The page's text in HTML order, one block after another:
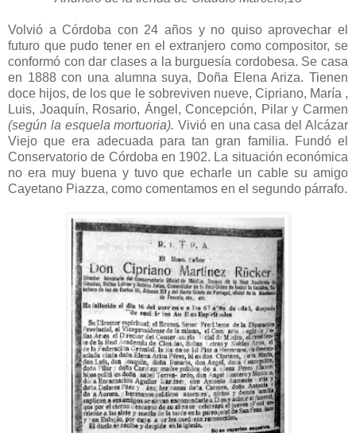
Volvió a Córdoba con 24 años y no quiso aprovechar el
futuro que pudo tener en el extranjero como compositor, se
conformó con dar clases a la burguesía cordobesa. Se casa
en 1888 con una alumna suya, Doña Elena Ariza. Tienen
doce hijos, de los que le sobreviven nueve, Cipriano, María ,
Luis, Joaquín, Rosario, Ángel, Concepción, Pilar y Carmen
(según la esquela mortuoria). Vivió en una casa del Alcázar
Viejo que era adecuada para tan gran familia. Fundó el
Conservatorio de Córdoba en 1902. La situación económica
no era muy buena y tuvo que echarle un cable su amigo
Cayetano Piazza, como comentamos en el segundo párrafo.